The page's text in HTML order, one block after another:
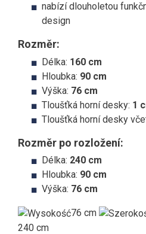
nabízí dlouholetou
design
Rozměr:
Délka: 160 cm
Hloubka: 90 cm
Výška: 76 cm
Tloušťká horní desky: 1
Tloušťká horní desky
Rozměr po rozložení:
Délka: 240 cm
Hloubka: 90 cm
Výška: 76 cm
76 cm
240 cm